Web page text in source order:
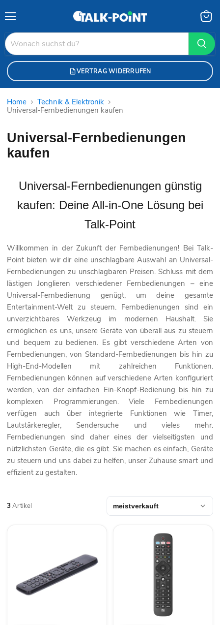
VERTRAG WIDERRUFEN
Home
Technik & Elektronik
Universal-Fernbedienungen kaufen
Universal-Fernbedienungen
kaufen
Universal-Fernbedienungen günstig
kaufen: Deine All-in-One Lösung bei
Talk-Point
Willkommen in der Zukunft der Fernbedienungen! Bei Talk-
Point bieten wir dir eine unschlagbare Auswahl an Universal-
Fernbedienungen zu unschlagbaren Preisen. Schluss mit dem
lästigen Jonglieren verschiedener Fernbedienungen – eine
Universal-Fernbedienung genügt, um deine gesamte
Entertainment-Welt zu steuern. Fernbedienungen sind ein
unverzichtbares Werkzeug im modernen Haushalt. Sie
ermöglichen es uns, unsere Geräte von überall aus zu steuern
und bequem zu bedienen. Es gibt verschiedene Arten von
Fernbedienungen, von Standard-Fernbedienungen bis hin zu
High-End-Modellen mit zahlreichen Funktionen.
Fernbedienungen können auf verschiedene Arten konfiguriert
werden, von der einfachen Ein-Knopf-Bedienung bis hin zu
komplexen Programmierungen. Viele Fernbedienungen
verfügen auch über integrierte Funktionen wie Timer,
Lautstärkeregler, Sendersuche und vieles mehr.
Fernbedienungen sind daher eines der vielseitigsten und
nützlichsten Geräte, die es gibt. Sie machen es einfach, Geräte
zu steuern und uns dabei zu helfen, unser Zuhause smart und
effizient zu gestalten.
3 Artikel